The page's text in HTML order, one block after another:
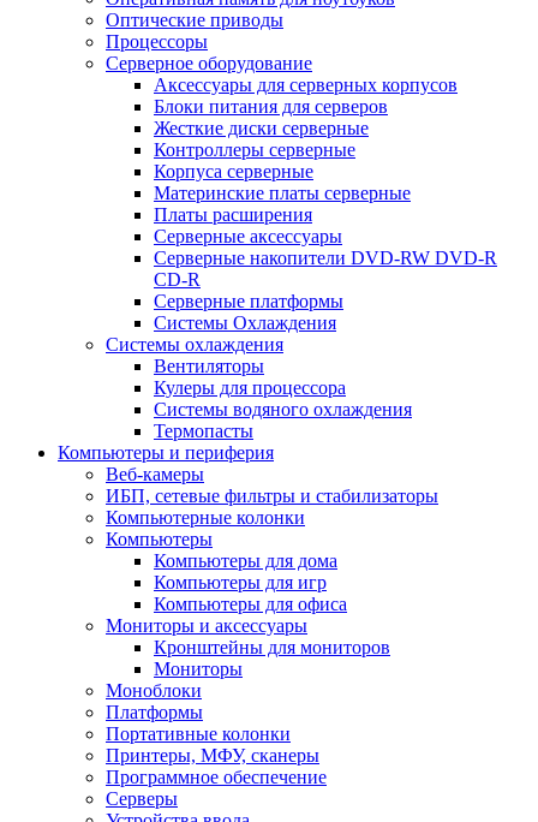
Оптические приводы
Процессоры
Серверное оборудование
Аксессуары для серверных корпусов
Блоки питания для серверов
Жесткие диски серверные
Контроллеры серверные
Корпуса серверные
Материнские платы серверные
Платы расширения
Серверные аксессуары
Серверные накопители DVD-RW DVD-R
CD-R
Серверные платформы
Системы Охлаждения
Системы охлаждения
Вентиляторы
Кулеры для процессора
Системы водяного охлаждения
Термопасты
Компьютеры и периферия
Веб-камеры
ИБП, сетевые фильтры и стабилизаторы
Компьютерные колонки
Компьютеры
Компьютеры для дома
Компьютеры для игр
Компьютеры для офиса
Мониторы и аксессуары
Кронштейны для мониторов
Мониторы
Моноблоки
Платформы
Портативные колонки
Принтеры, МФУ, сканеры
Программное обеспечение
Серверы